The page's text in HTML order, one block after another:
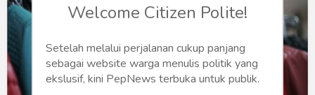
Wisata
Wanita
Welcome Citizen Polite!
Setelah melalui perjalanan cukup panjang
sebagai website warga menulis politik yang
ekslusif, kini PepNews terbuka untuk publik.